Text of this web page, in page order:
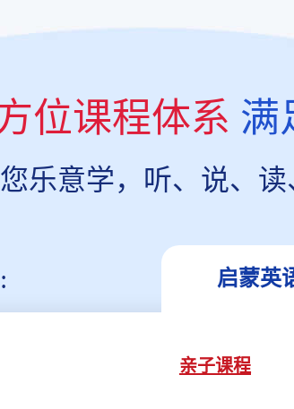
位课程体系 满
您乐意学，听、说、
启蒙英
亲子课程